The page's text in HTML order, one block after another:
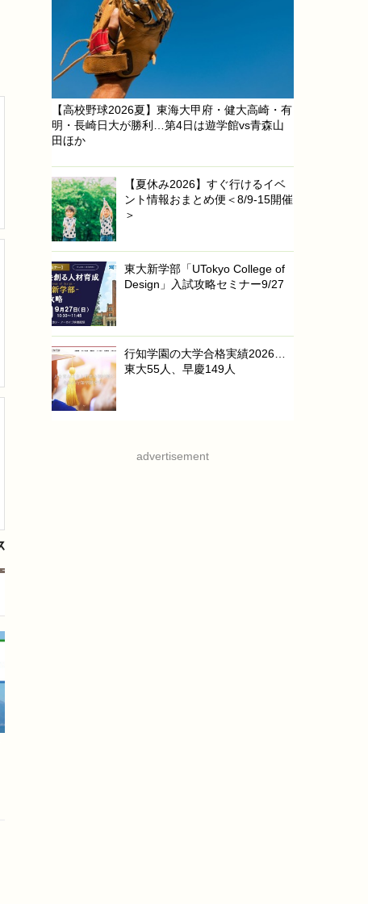
【高校野球2026夏】東海大甲府・健大高崎・有
明・長崎日大が勝利…第4日は遊学館vs青森山
田ほか
【夏休み2026】すぐ行けるイベ
ント情報おまとめ便＜8/9-15開催
＞
東大新学部「UTokyo College of
Design」入試攻略セミナー9/27
行知学園の大学合格実績2026…
東大55人、早慶149人
advertisement